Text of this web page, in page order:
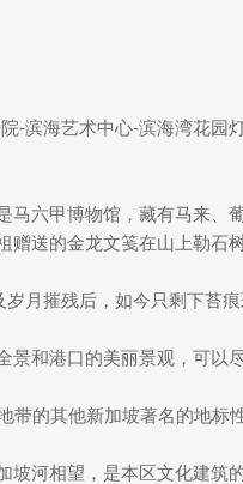
-滨海艺术中心-滨海湾花园
六甲博物馆，藏有马来、
送的金龙文笺在山上勒
月摧残后，如今只剩下苔痕
和港口的美丽景观，可以
的其他新加坡著名的地标
河相望，是本区文化建筑